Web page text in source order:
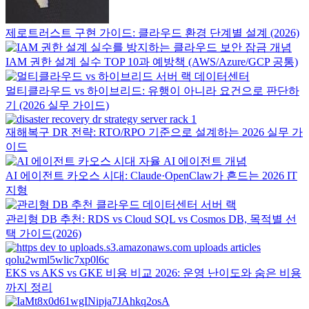
제로트러스트 구현 가이드: 클라우드 환경 단계별 설계 (2026)
IAM 권한 설계 실수 TOP 10과 예방책 (AWS/Azure/GCP 공통)
멀티클라우드 vs 하이브리드: 유행이 아니라 요건으로 판단하
기 (2026 실무 가이드)
재해복구 DR 전략: RTO/RPO 기준으로 설계하는 2026 실무 가
이드
AI 에이전트 카오스 시대: Claude·OpenClaw가 흔드는 2026 IT
지형
관리형 DB 추천: RDS vs Cloud SQL vs Cosmos DB, 목적별 선
택 가이드(2026)
EKS vs AKS vs GKE 비용 비교 2026: 운영 난이도와 숨은 비용
까지 정리